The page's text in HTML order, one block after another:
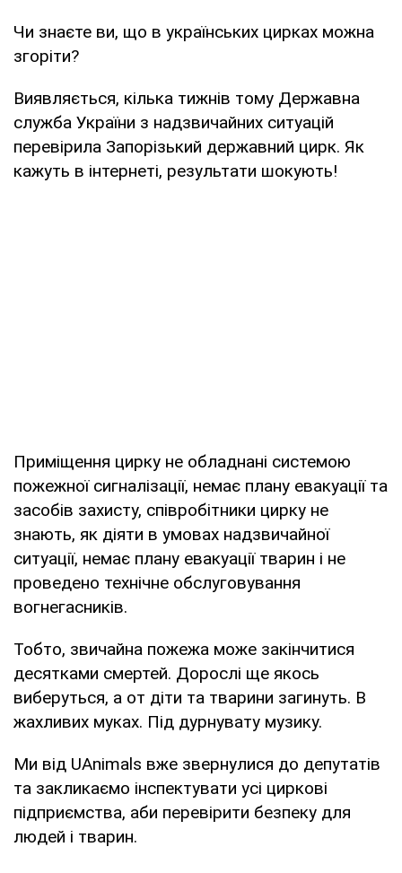
Чи знаєте ви, що в українських цирках можна
згоріти?
Виявляється, кілька тижнів тому Державна
служба України з надзвичайних ситуацій
перевірила Запорізький державний цирк. Як
кажуть в інтернеті, результати шокують!
Приміщення цирку не обладнані системою
пожежної сигналізації, немає плану евакуації та
засобів захисту, співробітники цирку не
знають, як діяти в умовах надзвичайної
ситуації, немає плану евакуації тварин і не
проведено технічне обслуговування
вогнегасників.
Тобто, звичайна пожежа може закінчитися
десятками смертей. Дорослі ще якось
виберуться, а от діти та тварини загинуть. В
жахливих муках. Під дурнувату музику.
Ми від UAnimals вже звернулися до депутатів
та закликаємо інспектувати усі циркові
підприємства, аби перевірити безпеку для
людей і тварин.